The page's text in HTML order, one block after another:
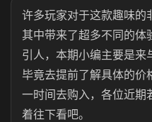
许多玩家对于这款趣味的
其中带来了超多不同的体
引人，本期小编主要是来
毕竟去提前了解具体的价
一时间去购入，各位近期
着往下看吧。